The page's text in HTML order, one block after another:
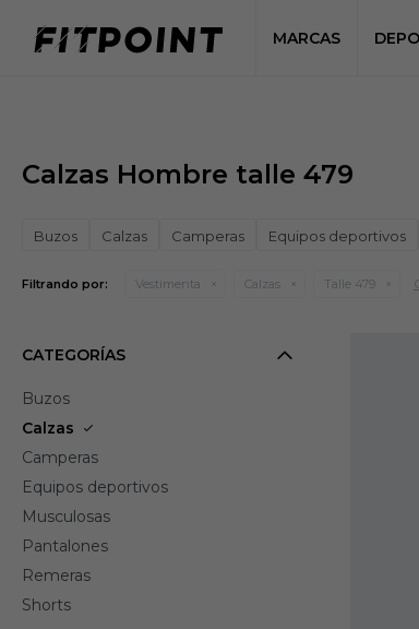
MARCAS
Calzas Hombre talle 479
Buzos Calzas Camperas Equipos deportivos
Filtrando por: Vestimenta Calzas Talle 479
CATEGORÍAS
Buzos
Calzas
Camperas
Equipos deportivos
Musculosas
Pantalones
Remeras
Shorts